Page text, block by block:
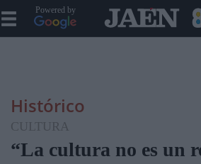
Powered by
Histórico
CULTURA
“La cultura no es un